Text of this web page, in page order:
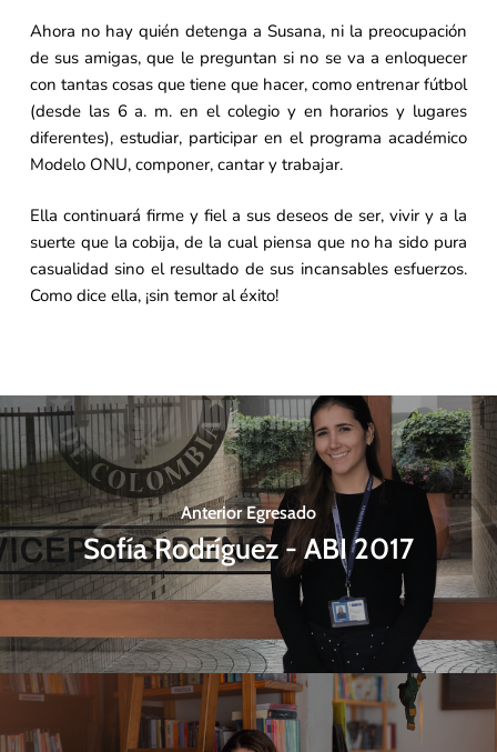
Ahora no hay quién detenga a Susana, ni la preocupación
de sus amigas, que le preguntan si no se va a enloquecer
con tantas cosas que tiene que hacer, como entrenar fútbol
(desde las 6 a. m. en el colegio y en horarios y lugares
diferentes), estudiar, participar en el programa académico
Modelo ONU, componer, cantar y trabajar.
Ella continuará firme y fiel a sus deseos de ser, vivir y a la
suerte que la cobija, de la cual piensa que no ha sido pura
casualidad sino el resultado de sus incansables esfuerzos.
Como dice ella, ¡sin temor al éxito!
Anterior Egresado
Sofía Rodríguez - ABI 2017